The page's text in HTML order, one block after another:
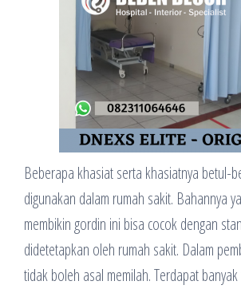
Beberapa khasiat serta khasiatnya betul-
digunakan dalam rumah sakit. Bahannya
membikin gordin ini bisa cocok dengan
didetetapkan oleh rumah sakit. Dalam
tidak boleh asal memilah. Terdapat